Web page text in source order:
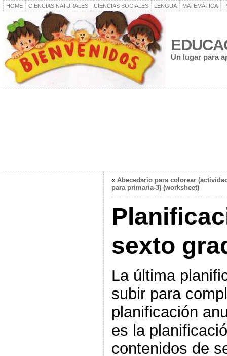
HOME CIENCIAS NATURALES CIENCIAS SOCIALES LENGUA MATEMÁTICA
Un lugar para
« Abecedario para colorear
para primaria-3) (worksheet)
sexto
La última
subir para
planificación
es la
contenidos de